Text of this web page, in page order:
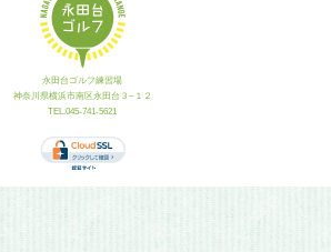
永田台ゴルフ練習場
神奈川県横浜市南区永田台３−１２
TEL.045-741-5621